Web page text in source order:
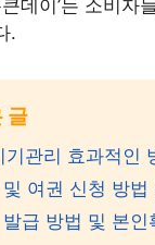
큰데이’는 소비
.
글
관리 효과적인
여권 신청 방
급 방법 및 본